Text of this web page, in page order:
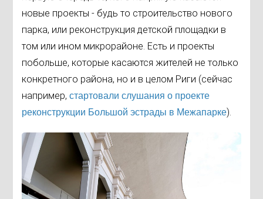
новые проекты - будь то строительство нового
парка, или реконструкция детской площадки в
том или ином микрорайоне. Есть и проекты
побольше, которые касаются жителей не только
конкретного района, но и в целом Риги (сейчас
например,стартовали слушания о проекте
реконструкции Большой эстрады в Межапарке).